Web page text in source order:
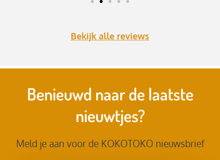
Bekijk alle reviews
Benieuwd naar de laatste
nieuwtjes?
Meld je aan voor de KOKOTOKO nieuwsbrief